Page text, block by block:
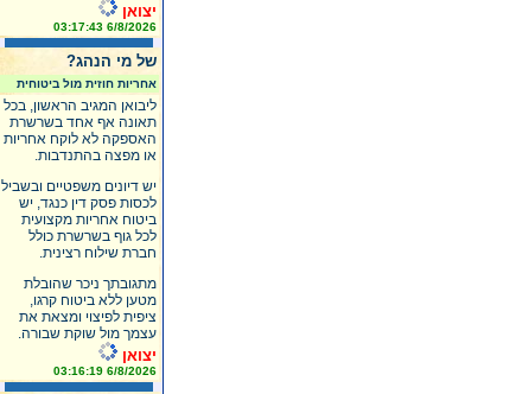
יצואן
6/8/2026 03:17:43
של מי הנהג?
אחריות חוזית מול ביטוחית
ליבואן המגיב הראשון, בכל
תאונה אף אחד בשרשרת
האספקה לא לוקח אחריות
או מפצה בהתנדבות.
יש דיונים משפטיים ובשביל
לכסות פסק דין כנגד, יש
ביטוח אחריות מקצועית
לכל גוף בשרשרת כולל
חברת שילוח רצינית.
מתגובתך ניכר שהובלת
מטען ללא ביטוח קרגו,
ציפית לפיצוי ומצאת את
עצמך מול שוקת שבורה.
יצואן
6/8/2026 03:16:19